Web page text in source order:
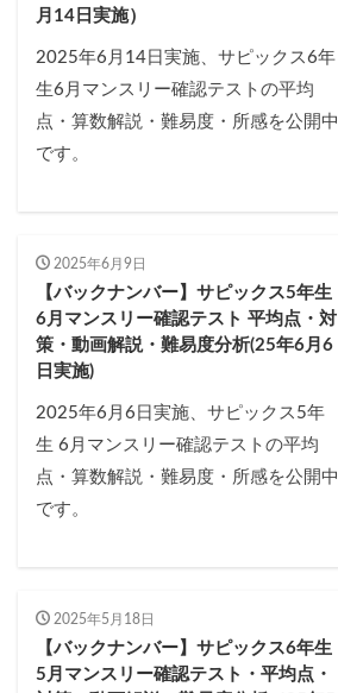
月14日実施）
2025年6月14日実施、サピックス6年
生6月マンスリー確認テストの平均
点・算数解説・難易度・所感を公開中
です。
2025年6月9日
【バックナンバー】サピックス5年生
6月マンスリー確認テスト 平均点・対
策・動画解説・難易度分析(25年6月6
日実施)
2025年6月6日実施、サピックス5年
生 6月マンスリー確認テストの平均
点・算数解説・難易度・所感を公開中
です。
2025年5月18日
【バックナンバー】サピックス6年生
5月マンスリー確認テスト・平均点・